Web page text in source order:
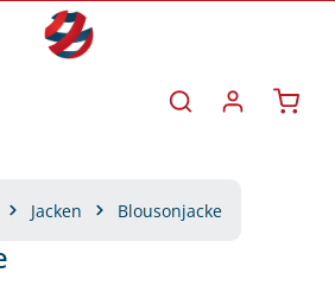
Jacken Blousonjacke